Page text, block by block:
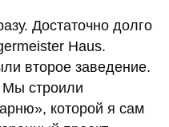
Достаточно долго
Haus.
второе заведение.
Мы строили
которой я сам